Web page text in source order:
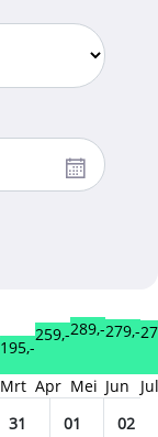
195,-
Mrt
259,-
Apr
289,-
Mei
279,-
Jun
Jul
31
01
02